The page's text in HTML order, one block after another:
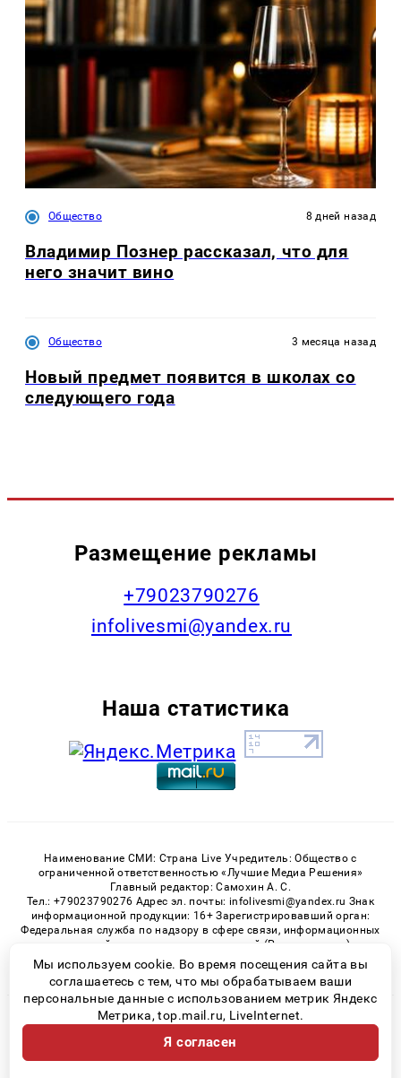
Общество 8 дней назад
Владимир Познер рассказал, что для
него значит вино
Общество 3 месяца назад
Новый предмет появится в школах со
следующего года
Размещение рекламы
+79023790276
infolivesmi@yandex.ru
Наша статистика
Наименование СМИ: Страна Live Учредитель: Общество с
ограниченной ответственностью «Лучшие Медиа Решения»
Главный редактор: Самохин А. С.
Тел.: +79023790276 Адрес эл. почты: infolivesmi@yandex.ru Знак
информационной продукции: 16+ Зарегистрировавший орган:
Федеральная служба по надзору в сфере связи, информационных
технологий и массовых коммуникаций (Роскомнадзор)
Регистрационный номер СМИ ЭЛ № ФС 77 - 82538 от 21.01.2022
© 2026 «» | Все права защищены
Возрастная категория сайта 16+
Политика конфиденциальности
Мы используем cookie. Во время посещения сайта вы
соглашаетесь с тем, что мы обрабатываем ваши
персональные данные с использованием метрик Яндекс
Метрика, top.mail.ru, LiveInternet.
Я согласен